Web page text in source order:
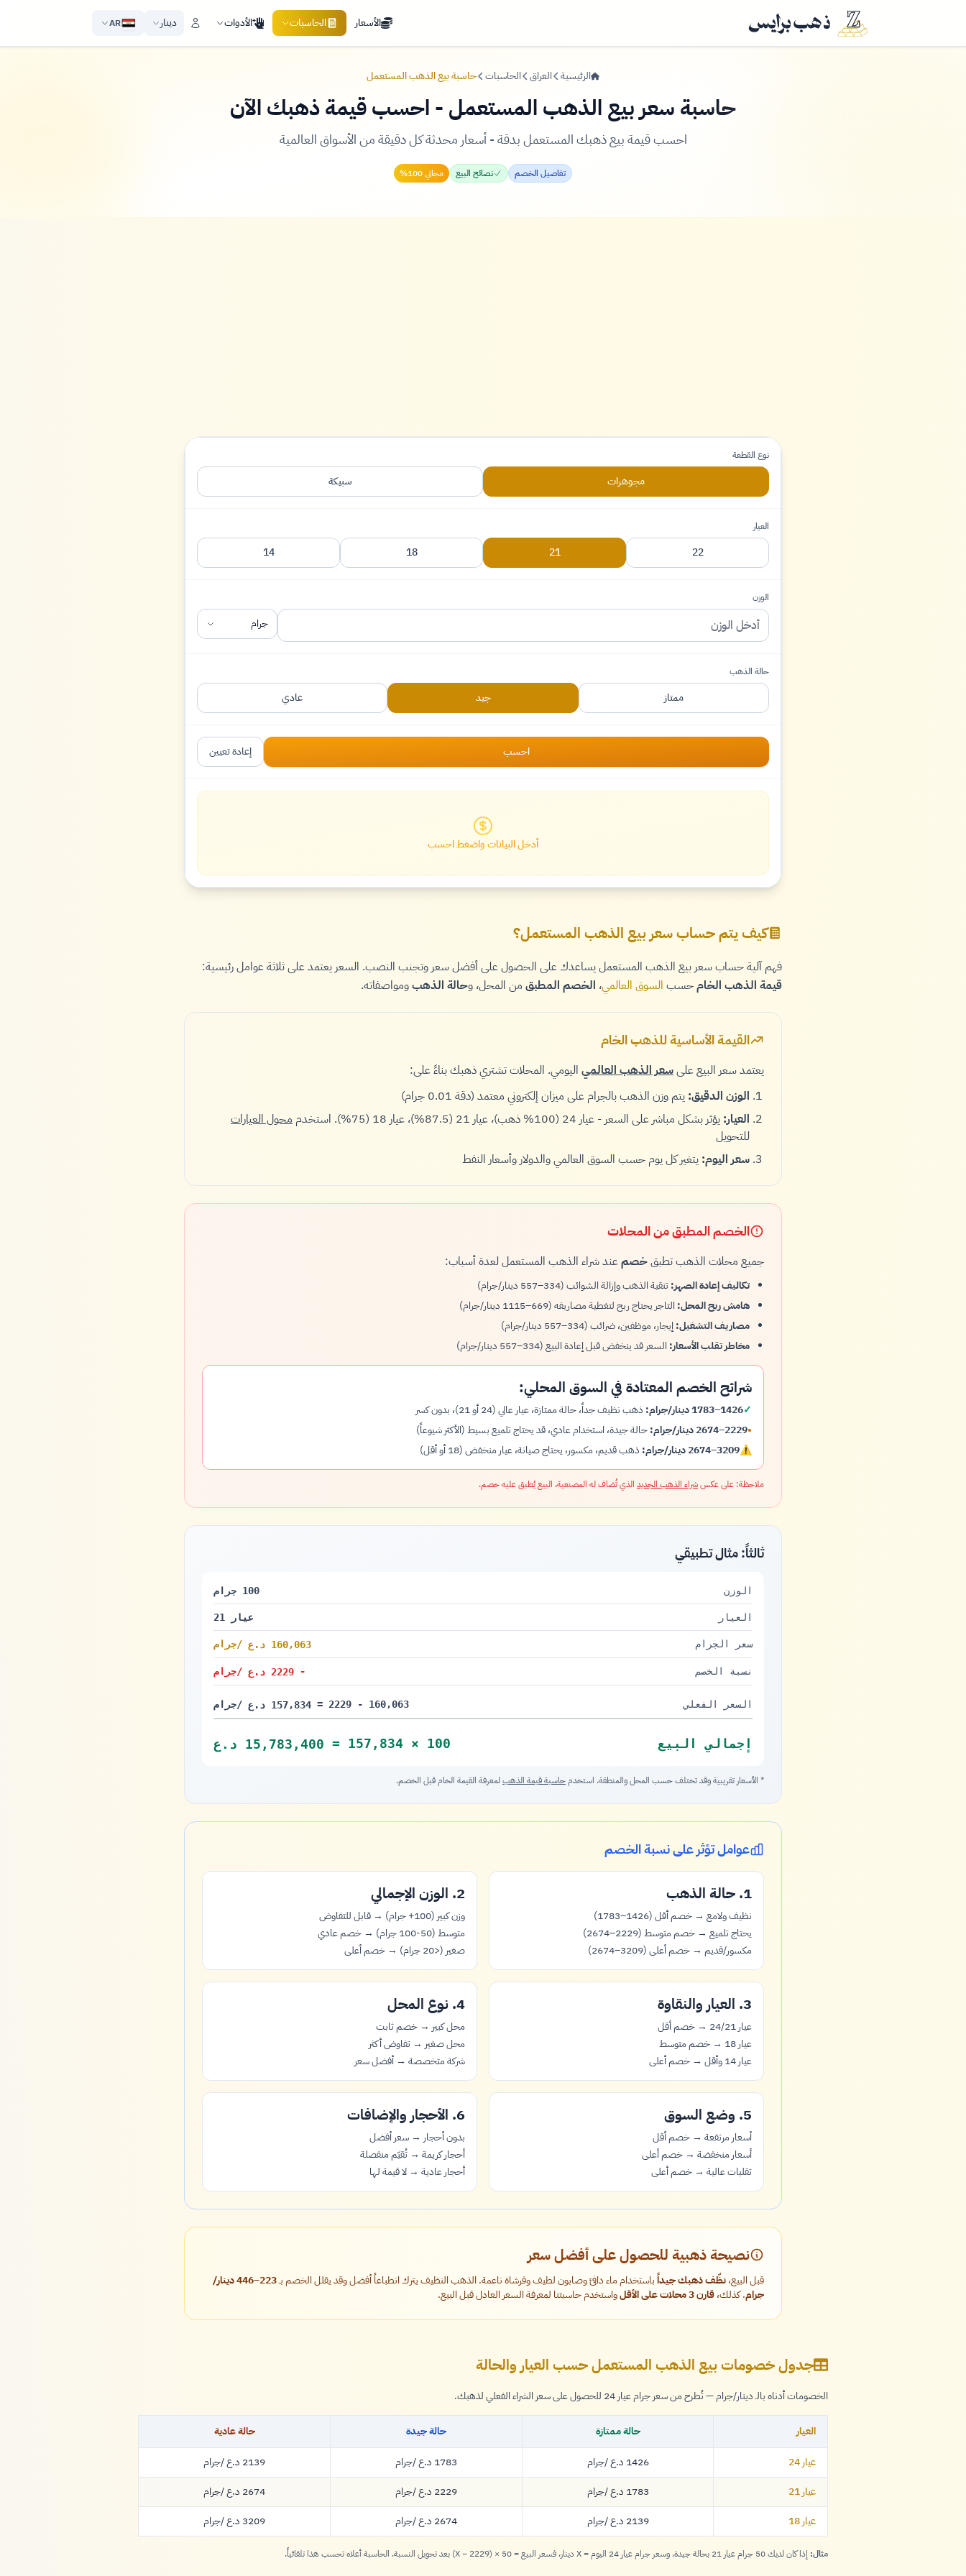
الأسعار الحاسبات الأدوات دينار AR
الرئيسية العراق الحاسبات حاسبة بيع الذهب المستعمل
حاسبة سعر بيع الذهب المستعمل - احسب قيمة ذهبك الآن
احسب قيمة بيع ذهبك المستعمل بدقة - أسعار محدثة كل دقيقة من الأسواق العالمية
تفاصيل الخصم نصائح البيع مجاني 100%
نوع القطعة
مجوهرات سبيكة
العيار
22
21
18
14
الوزن
جرام
حالة الذهب
ممتاز جيد عادي
احسب إعادة تعيين
أدخل البيانات واضغط احسب
كيف يتم حساب سعر بيع الذهب المستعمل؟
فهم آلية حساب سعر بيع الذهب المستعمل يساعدك على الحصول على أفضل سعر وتجنب النصب. السعر يعتمد على ثلاثة عوامل رئيسية:
قيمة الذهب الخامحسب السوق العالمي، الخصم المطبق من المحل، وحالة الذهبومواصفاته.
القيمة الأساسية للذهب الخام
يعتمد سعر البيع علىسعر الذهب العالمي اليومي. المحلات تشتري ذهبك بناءً على:
الوزن الدقيق: يتم وزن الذهب بالجرام على ميزان إلكتروني معتمد (دقة 0.01 جرام)
العيار: يؤثر بشكل مباشر على السعر - عيار 24 (100% ذهب)، عيار 21 (87.5%)، عيار 18 (75%). استخدم
محول العيارات
للتحويل
سعر اليوم: يتغير كل يوم حسب السوق العالمي والدولار وأسعار النفط
الخصم المطبق من المحلات
جميع محلات الذهب تطبقخصمعند شراء الذهب المستعمل لعدة أسباب:
تكاليف إعادة الصهر:تنقية الذهب وإزالة الشوائب (334–557 دينار/جرام)
هامش ربح المحل: التاجر يحتاج ربح لتغطية مصاريفه (669–1115 دينار/جرام)
مصاريف التشغيل: إيجار، موظفين، ضرائب (334–557 دينار/جرام)
مخاطر تقلب الأسعار: السعر قد ينخفض قبل إعادة البيع (334–557 دينار/جرام)
شرائح الخصم المعتادة في السوق المحلي:
✓1426–1783 دينار/جرام:
ذهب نظيف جداً، حالة ممتازة، عيار عالي (24 أو 21)، بدون كسر
•2229–2674 دينار/جرام:
حالة جيدة، استخدام عادي، قد يحتاج تلميع بسيط (الأكثر شيوعاً)
⚠3209–2674 دينار/جرام: ذهب قديم، مكسور، يحتاج صيانة، عيار منخفض (18 أو أقل)
ملاحظة: على عكسشراء الذهب الجديد الذي تُضاف له المصنعية، البيع يُطبق عليه خصم.
ثالثاً: مثال تطبيقي
الوزن 100 جرام
العيار عيار 21
سعر الجرام
160,063 دينار
160,063 د.ع /جرام
نسبة الخصم -
2229 دينار
2229 د.ع /جرام
السعر الفعلي 160,063 - 2229 =
157,834 دينار
157,834 د.ع /جرام
إجمالي البيع 100 × 157,834 =
15,783,400 دينار
15,783,400 د.ع
* الأسعار تقريبية وقد تختلف حسب المحل والمنطقة. استخدمحاسبة قيمة الذهبلمعرفة القيمة الخام قبل الخصم.
عوامل تؤثر على نسبة الخصم
1. حالة الذهب
نظيف ولامع → خصم أقل (1426–1783)
يحتاج تلميع → خصم متوسط (2229–2674)
مكسور/قديم → خصم أعلى (3209–2674)
2. الوزن الإجمالي
وزن كبير (100+ جرام) → قابل للتفاوض
متوسط (50-100 جرام) → خصم عادي
صغير (<20 جرام) → خصم أعلى
3. العيار والنقاوة
عيار 24/21 → خصم أقل
عيار 18 → خصم متوسط
عيار 14 وأقل → خصم أعلى
4. نوع المحل
محل كبير → خصم ثابت
محل صغير → تفاوض أكثر
شركة متخصصة → أفضل سعر
5. وضع السوق
أسعار مرتفعة → خصم أقل
أسعار منخفضة → خصم أعلى
تقلبات عالية → خصم أعلى
6. الأحجار والإضافات
بدون أحجار → سعر أفضل
أحجار كريمة → تُقيّم منفصلة
أحجار عادية → لا قيمة لها
نصيحة ذهبية للحصول على أفضل سعر
قبل البيع،نظّف ذهبك جيداًباستخدام ماء دافئ وصابون لطيف وفرشاة ناعمة. الذهب النظيف يترك انطباعاً أفضل وقد يقلل الخصم بـ
223–446 دينار/
جرام. كذلك،قارن 3 محلات على الأقل واستخدم حاسبتنا لمعرفة السعر العادل قبل البيع.
جدول خصومات بيع الذهب المستعمل حسب العيار والحالة
الخصومات أدناه بالـ دينار/جرام — تُطرح من سعر جرام عيار 24 للحصول على سعر الشراء الفعلي لذهبك.
العيار حالة ممتازة حالة جيدة حالة عادية
عيار 24 1426 دينار
1426 د.ع /جرام 1783 دينار
1783 د.ع /جرام 2139 دينار
2139 د.ع
/جرام
عيار 21
1783 دينار
1783 د.ع /جرام 2229 دينار
2229 د.ع /جرام 2674 دينار
2674 د.ع
/جرام
عيار 18
2139 دينار
2139 د.ع /جرام 2674 دينار
2674 د.ع /جرام 3209 دينار
3209 د.ع /جرام
مثال: إذا كان لديك 50 جرام عيار 21 بحالة جيدة، وسعر جرام عيار 24 اليوم = X دينار، فسعر البيع = 50 × (X − 2229) بعد تحويل النسبة. الحاسبة أعلاه تحسب هذا تلقائياً.